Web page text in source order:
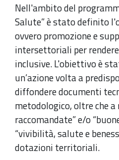
Nell'ambito del
Salute” è stato definito
ovvero promozione e
intersettoriali per
inclusive. L'obiettivo è
un’azione volta a
diffondere documenti
metodologico, oltre che
raccomandate” e/o
“vivibilità, salute e
dotazioni territoriali.